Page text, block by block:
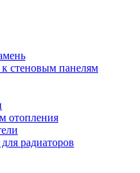
стеновым панелям
отопления
радиаторов